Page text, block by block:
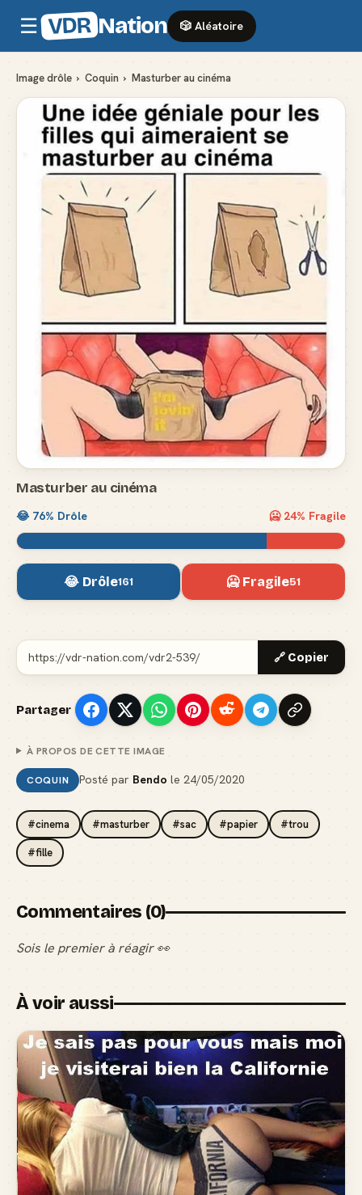
☰ VDR Nation 🎲 Aléatoire
Image drôle › Coquin › Masturber au cinéma
Masturber au cinéma
😂 76% Drôle 🥶 24% Fragile
😂 Drôle161 🥶 Fragile51
🔗 Copier
Partager
À PROPOS DE CETTE IMAGE
COQUIN Posté par Bendo le24/05/2020
#cinema #masturber #sac #papier #trou
#fille
Commentaires (0)
Sois le premier à réagir 👀
À voir aussi